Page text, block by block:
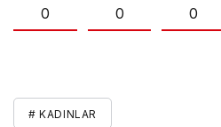
0 0 0
# KADINLAR